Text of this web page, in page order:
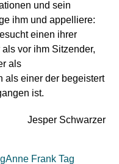
und sein
ihm und appelliere:
einen ihrer
vor ihm Sitzender,
als
als einer der begeistert
ist.
Jesper Schwarzer
Anne Frank Tag